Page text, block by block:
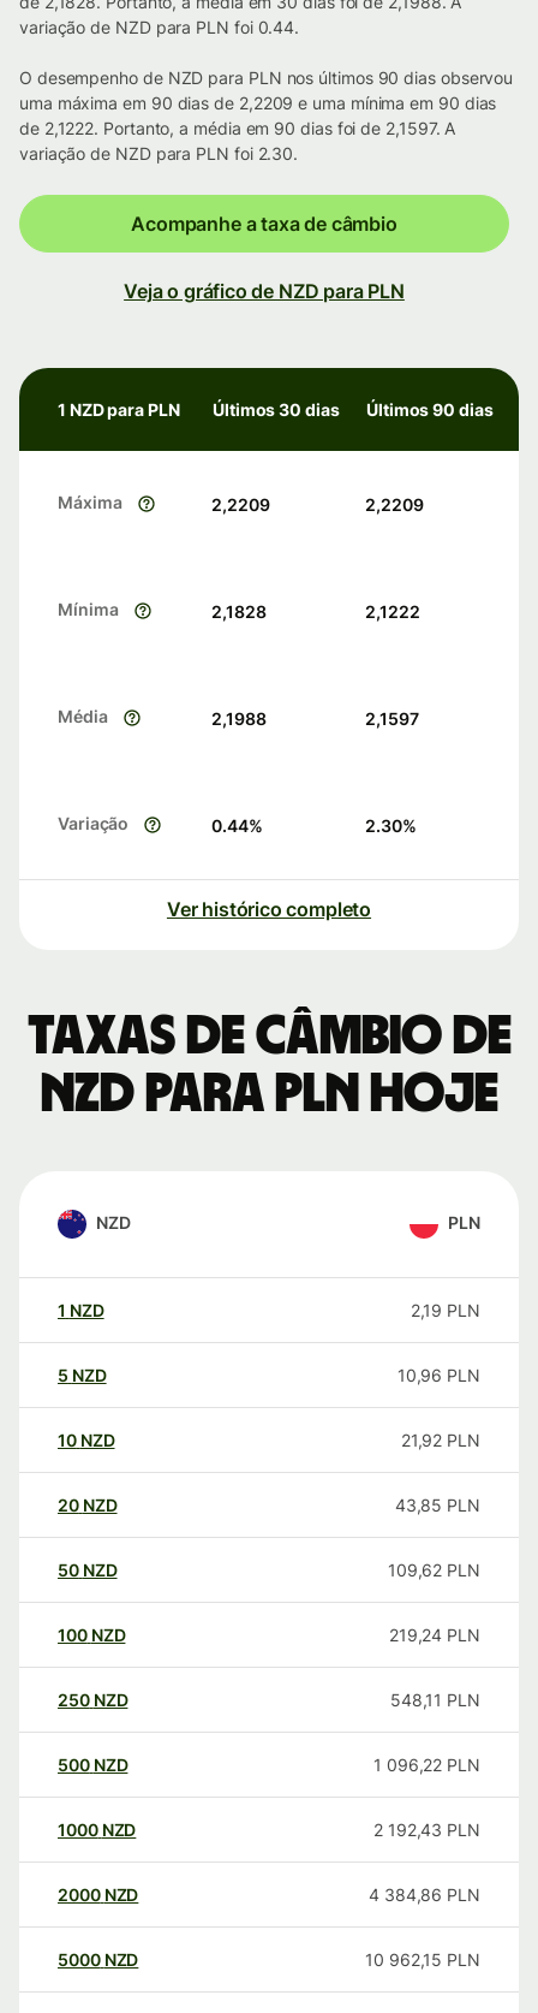
variação de NZD para PLN foi 0.44.
O desempenho de NZD para PLN nos últimos 90 dias observou
uma máxima em 90 dias de 2,2209 e uma mínima em 90 dias
de 2,1222. Portanto, a média em 90 dias foi de 2,1597. A
variação de NZD para PLN foi 2.30.
Acompanhe a taxa de câmbio
Veja o gráfico de NZD para PLN
1 NZD para PLN Últimos 30 dias Últimos 90 dias
Máxima 2,2209 2,2209
Mínima 2,1828 2,1222
Média 2,1988 2,1597
Variação 0.44% 2.30%
Ver histórico completo
Taxas de câmbio de
NZD para PLN hoje
NZD PLN
1 NZD 2,19 PLN
5 NZD 10,96 PLN
10 NZD 21,92 PLN
20 NZD 43,85 PLN
50 NZD 109,62 PLN
100 NZD 219,24 PLN
250 NZD 548,11 PLN
500 NZD 1 096,22 PLN
1000 NZD 2 192,43 PLN
2000 NZD 4 384,86 PLN
5000 NZD 10 962,15 PLN